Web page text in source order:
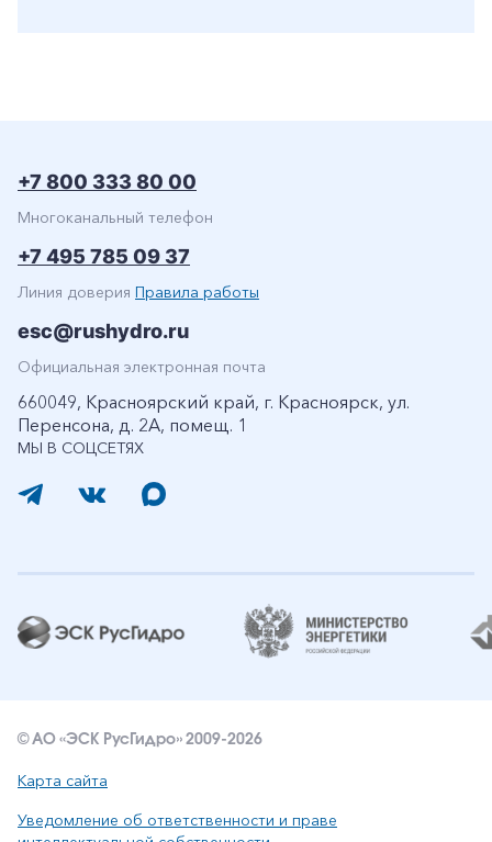
МЫ В СОЦСЕТЯХ
+7 800 333 80 00
Многоканальный телефон
+7 495 785 09 37
Линия доверия Правила работы
esc@rushydro.ru
Официальная электронная почта
660049, Красноярский край, г. Красноярск, ул.
Перенсона, д. 2А, помещ. 1
© АО «ЭСК РусГидро» 2009-2026
Карта сайта
Уведомление об ответственности и праве